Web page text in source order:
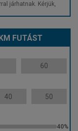
járhatnak. Kérjük,
FUTÁST
60
40 50